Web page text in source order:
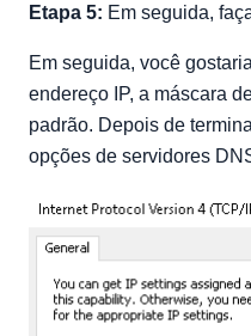
Etapa 5: Em seguida,
Em seguida, você
endereço IP, a máscara
padrão. Depois de
opções de servidores